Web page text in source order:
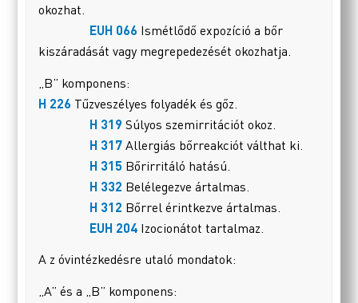
okozhat.
EUH 066 Ismétlődő expozíció a bőr
kiszáradását vagy megrepedezését okozhatja.
„B” komponens:
H 226 Tűzveszélyes folyadék és gőz.
H 319 Súlyos szemirritációt okoz.
H 317Allergiás bőrreakciót válthat ki.
H 315 Bőrirritáló hatású.
H 332 Belélegezve ártalmas.
H 312 Bőrrel érintkezve ártalmas.
EUH 204 Izocionátot tartalmaz.
A z óvintézkedésre utaló mondatok:
„A” és a „B” komponens: